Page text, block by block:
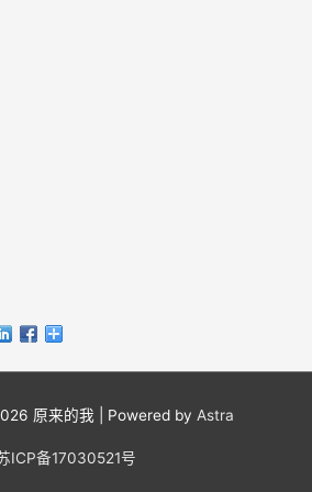
原来的我 | Powered by Astra
ICP备17030521号